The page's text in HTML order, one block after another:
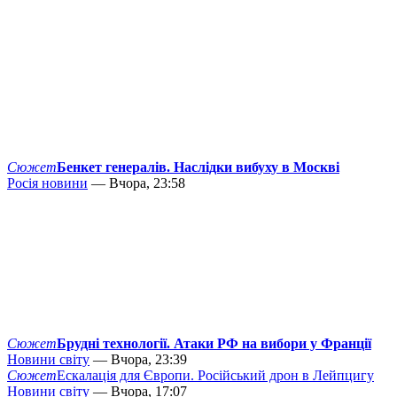
СюжетБенкет генералів. Наслідки вибуху в Москві
Росія новини — Вчора, 23:58
СюжетБрудні технології. Атаки РФ на вибори у Франції
Новини світу — Вчора, 23:39
СюжетЕскалація для Європи. Російський дрон в Лейпцигу
Новини світу — Вчора, 17:07